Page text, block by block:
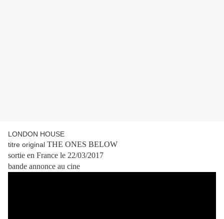
LONDON HOUSE
titre original THE ONES BELOW
sortie en France le 22/03/2017
bande annonce au cine